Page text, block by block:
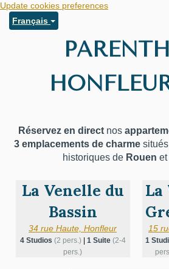
Update cookies preferences
Français
Réservez en direct nos
3 emplacements de charmesitués
historiques de Rouen et
La Venelle du
Bassin
La
34 rue Haute, Honfleur 15
4 Studios (2 pers.) 1 Suite (2-4
pers.)
1